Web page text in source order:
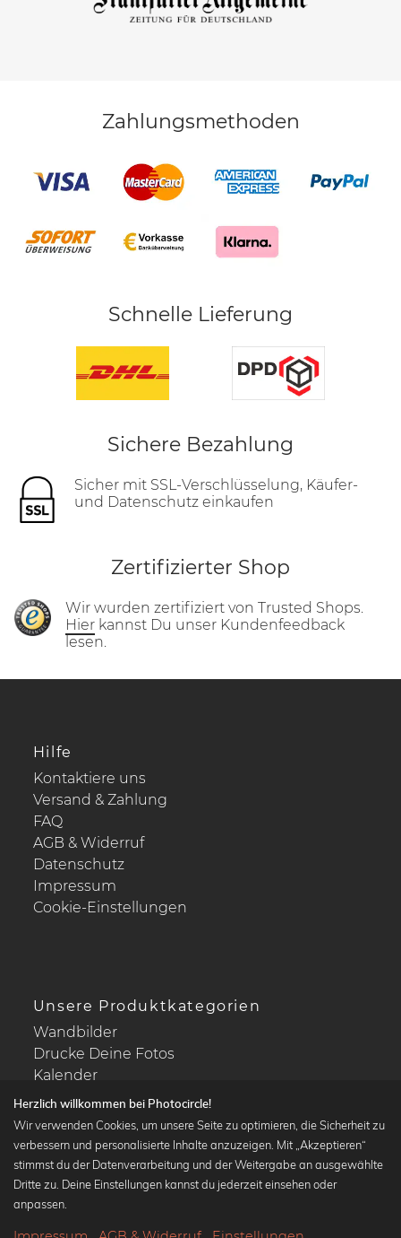
Zahlungsmethoden
Schnelle Lieferung
Sichere Bezahlung
Sicher mit SSL-Verschlüsselung, Käufer-
und Datenschutz einkaufen
Zertifizierter Shop
Wir wurden zertifiziert von Trusted Shops.
Hier kannst Du unser Kundenfeedback
lesen.
Hilfe
Kontaktiere uns
Versand & Zahlung
FAQ
AGB & Widerruf
Datenschutz
Impressum
Cookie-Einstellungen
Unsere Produktkategorien
Wandbilder
Drucke Deine Fotos
Kalender
Beliebte Kollektionen
Wandbilder in schwarz-weiß
Herzlich willkommen bei Photocircle!
Wir verwenden Cookies, um unsere Seite zu optimieren, die Sicherheit zu
verbessern und personalisierte Inhalte anzuzeigen. Mit „Akzeptieren“
stimmst du der Datenverarbeitung und der Weitergabe an ausgewählte
Dritte zu. Deine Einstellungen kannst du jederzeit einsehen oder
anpassen.